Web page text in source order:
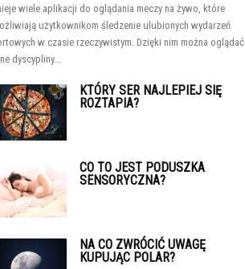
wiele aplikacji do oglądania meczy na żywo, które
użytkownikom śledzenie ulubionych wydarzeń
w czasie rzeczywistym. Dzięki nim można oglądać
dyscypliny...
KTÓRY SER NAJLEPIEJ SIĘ
ROZTAPIA?
CO TO JEST PODUSZKA
SENSORYCZNA?
NA CO ZWRÓCIĆ UWAGĘ
KUPUJĄC POLAR?